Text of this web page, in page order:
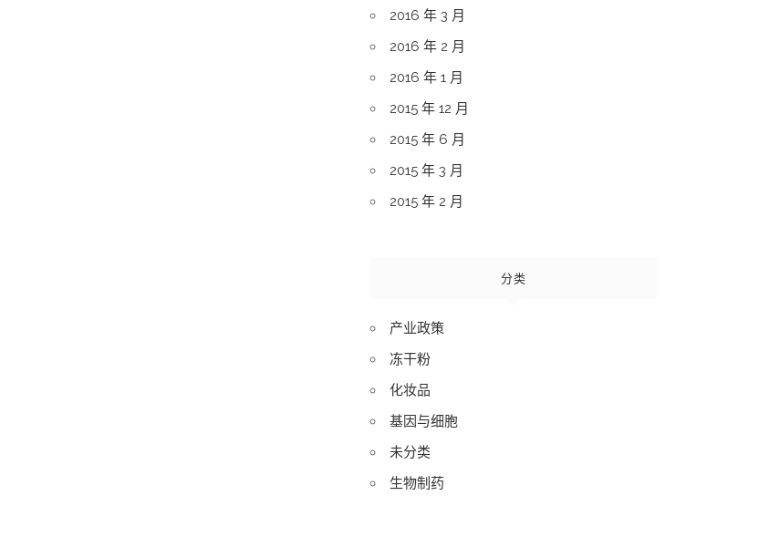
2016 年 3 月
2016 年 2 月
2016 年 1 月
2015 年 12 月
2015 年 6 月
2015 年 3 月
2015 年 2 月
分类
产业政策
冻干粉
化妆品
基因与细胞
未分类
生物制药